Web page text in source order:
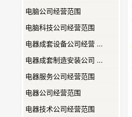
电脑公司经营范围
电脑科技公司经营范围
电器成套设备公司经营 ...
电器成套制造安装公司 ...
电器服务公司经营范围
电器公司经营范围
电器技术公司经营范围